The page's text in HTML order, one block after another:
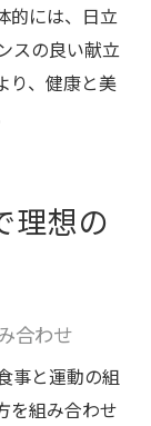
的には、日立
スの良い献立
り、健康と美
理想の
合わせ
事と運動の組
を組み合わせ